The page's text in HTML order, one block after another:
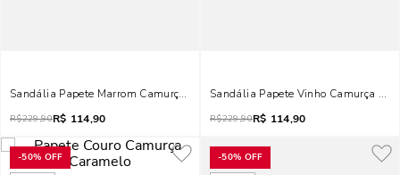
Sandália Papete Marrom Camurça Salto Flat
R$229,90R$ 114,90
Sandália Papete Vinho Camurça
R$229,90R$ 114,90
-50% OFF -50% OFF